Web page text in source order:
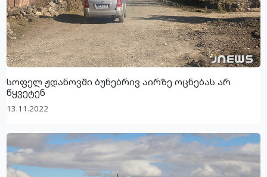
სოფელ ჟდანოვში ბუნებრივ აირზე ოცნებას არ
წყვეტენ
13.11.2022